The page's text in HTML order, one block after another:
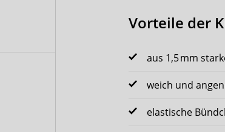
Vorteile der
aus 1,5 mm
weich und
elastische